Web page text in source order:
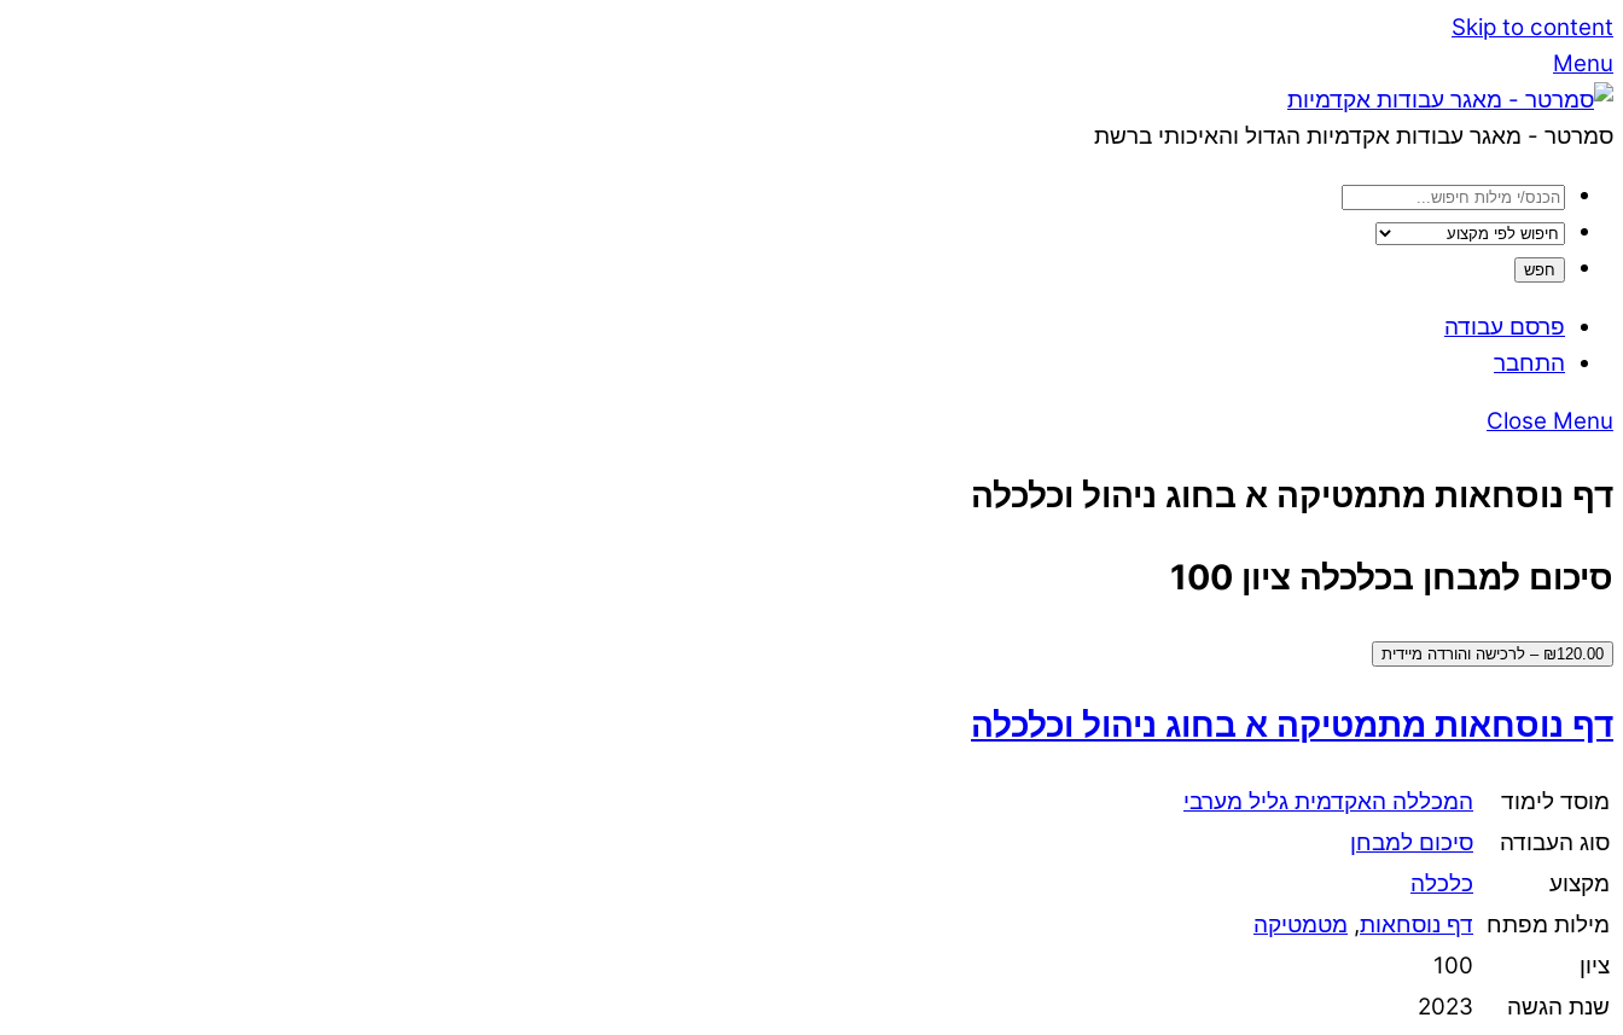
Skip to content
Menu
סמרטר - מאגר עבודות אקדמיות הגדול והאיכותי ברשת
פרסם עבודה
התחבר
Close Menu
דף נוסחאות מתמטיקה א בחוג ניהול וכלכלה
סיכום למבחן בכלכלה ציון 100
₪120.00 – לרכישה והורדה מיידית
דף נוסחאות מתמטיקה א בחוג ניהול וכלכלה
מוסד לימוד
המכללה האקדמית גליל מערבי
סוג העבודה
סיכום למבחן
מקצוע
כלכלה
מילות מפתח דף נוסחאות, מטמטיקה
ציון
100
שנת הגשה
2023